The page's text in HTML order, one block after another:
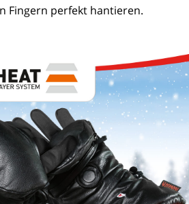
Fingern perfekt hantieren.